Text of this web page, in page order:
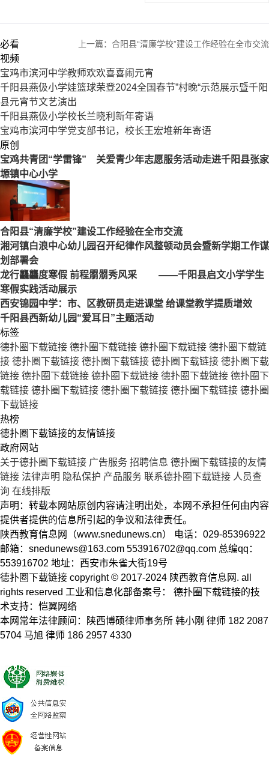
上一篇： 合阳县“清廉学校”建设工作经验在全市交流
必看
视频
宝鸡市滨河中学教师欢欢喜喜闹元宵
千阳县燕伋小学娃篮球荣登2024全国春节”村晚“示范展示暨千阳
县元宵节文艺演出
千阳县燕伋小学校长兰晓利新年寄语
宝鸡市滨河中学党支部书记，校长王宏堆新年寄语
原创
宝鸡共青团“学雷锋” 关爱青少年志愿服务活动走进千阳县张家
塬镇中心小学
合阳县“清廉学校”建设工作经验在全市交流
湘河镇白浪中心幼儿园召开纪律作风整顿动员会暨新学期工作谋
划部署会
龙行龘龘度寒假 前程朤朤秀风采 ——千阳县启文小学学生
寒假实践活动展示
西安锦园中学：市、区教研员走进课堂 给课堂教学提质增效
千阳县西新幼儿园“爱耳日”主题活动
标签
德扑圈下载链接 德扑圈下载链接 德扑圈下载链接 德扑圈下载链
接 德扑圈下载链接 德扑圈下载链接 德扑圈下载链接 德扑圈下载
链接 德扑圈下载链接 德扑圈下载链接 德扑圈下载链接 德扑圈下
载链接 德扑圈下载链接 德扑圈下载链接 德扑圈下载链接 德扑圈
下载链接
热榜
德扑圈下载链接的友情链接
政府网站
关于德扑圈下载链接 广告服务 招聘信息 德扑圈下载链接的友情
链接 法律声明 隐私保护 产品服务 联系德扑圈下载链接 人员查
询 在线排版
声明：转载本网站原创内容请注明出处，本网不承担任何由内容
提供者提供的信息所引起的争议和法律责任。
陕西教育信息网（www.snedunews.cn） 电话：029-85396922
邮箱： snedunews@163.com 553916702@qq.com 总编qq：
553916702 地址：西安市朱雀大街19号
德扑圈下载链接 copyright © 2017-2024 陕西教育信息网. all
rights reserved 工业和信息化部备案号： 德扑圈下载链接的技
术支持：恺翼网络
本网常年法律顾问：陕西博硕律师事务所 韩小刚 律师 182 2087
5704 马旭 律师 186 2957 4330